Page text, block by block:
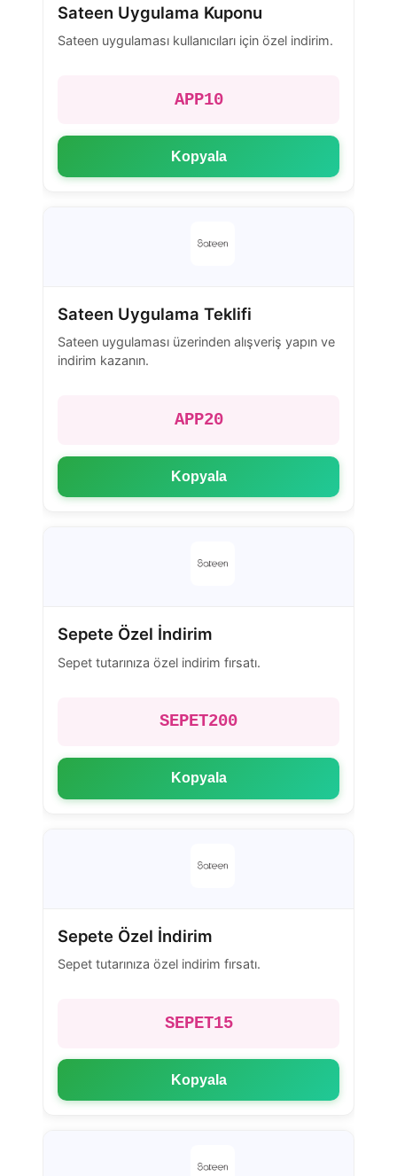
Sateen Uygulama Kuponu
Sateen uygulaması kullanıcıları için özel indirim.
APP10
Kopyala
Sateen Uygulama Teklifi
Sateen uygulaması üzerinden alışveriş yapın ve
indirim kazanın.
APP20
Kopyala
Sepete Özel İndirim
Sepet tutarınıza özel indirim fırsatı.
SEPET200
Kopyala
Sepete Özel İndirim
Sepet tutarınıza özel indirim fırsatı.
SEPET15
Kopyala